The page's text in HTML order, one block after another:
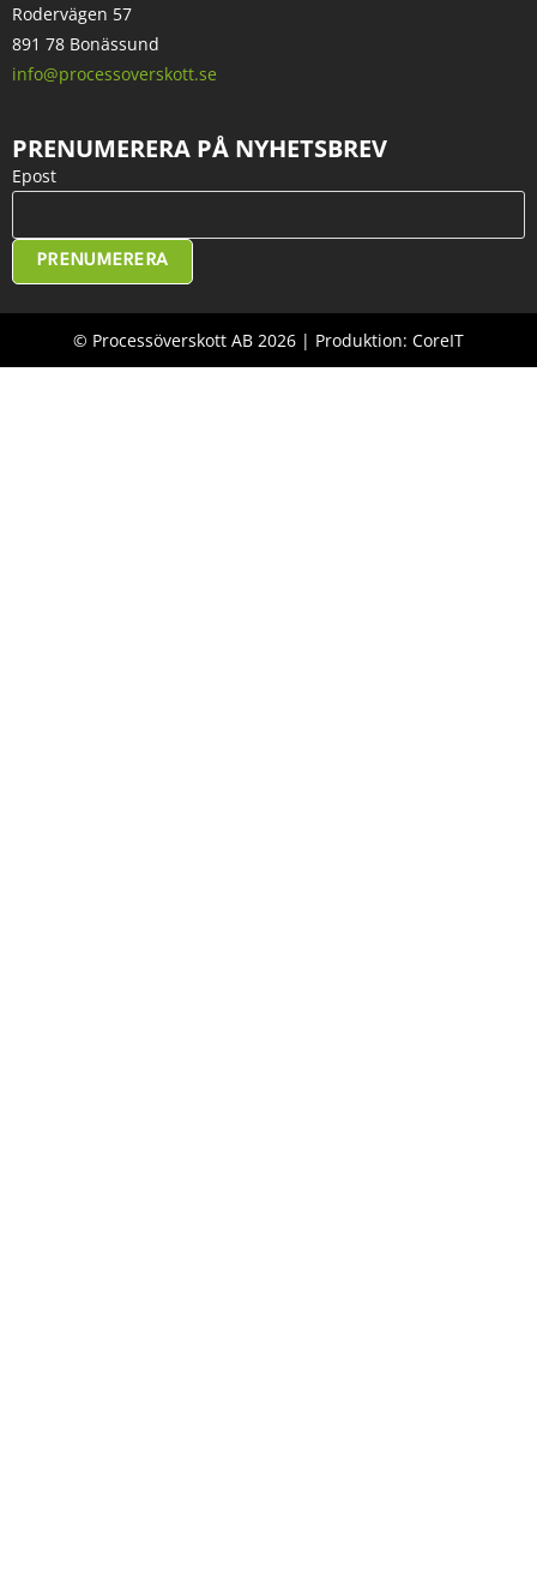
Rodervägen 57
891 78 Bonässund
info@processoverskott.se
PRENUMERERA PÅ NYHETSBREV
Epost
PRENUMERERA
© Processöverskott AB 2026 | Produktion: CoreIT